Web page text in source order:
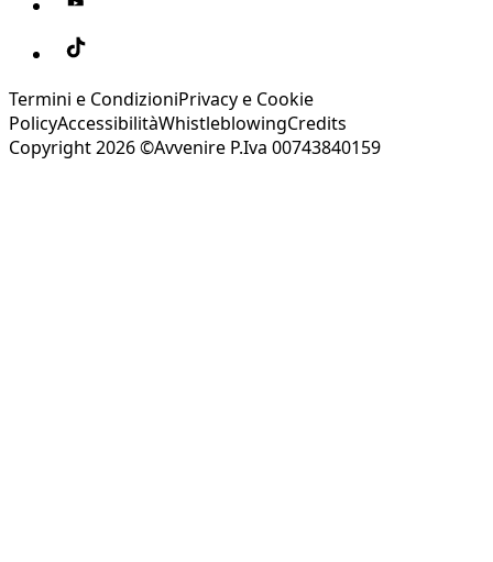
Termini e CondizioniPrivacy e Cookie
PolicyAccessibilitàWhistleblowingCredits
Copyright 2026 ©Avvenire P.Iva 00743840159